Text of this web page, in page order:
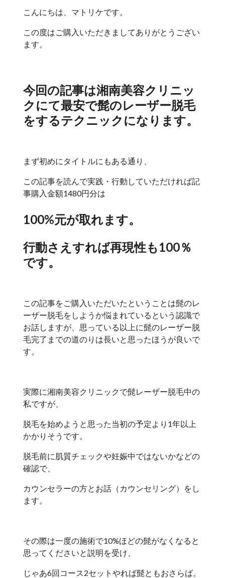
こんにちは、マトリケです。
この度はご購入いただきましてありがとうござい
ます。
今回の記事は湘南美容クリニッ
クにて最安で髭のレーザー脱毛
をするテクニックになります。
まず初めにタイトルにもある通り、
この記事を読んで実践・行動していただければ記
事購入金額1480円分は
100%元が取れます。
行動さえすれば再現性も100％
です。
この記事をご購入いただいたということは髭のレ
ーザー脱毛をしようか悩まれているという認識で
お話しますが、思っている以上に髭のレーザー脱
毛完了までの道のりは長いと思ったほうが良いで
す。
実際に湘南美容クリニックで髭レーザー脱毛中の
私ですが、
脱毛を始めようと思った当初の予定より1年以上
かかりそうです。
脱毛前に肌質チェックや妊娠中ではないかなどの
確認で、
カウンセラーの方とお話（カウンセリング）をし
ます。
その際は一度の施術で10%ほどの髭がなくなると
思ってくださいと説明を受け、
じゃあ6回コース2セットやれば髭ともおさらば。